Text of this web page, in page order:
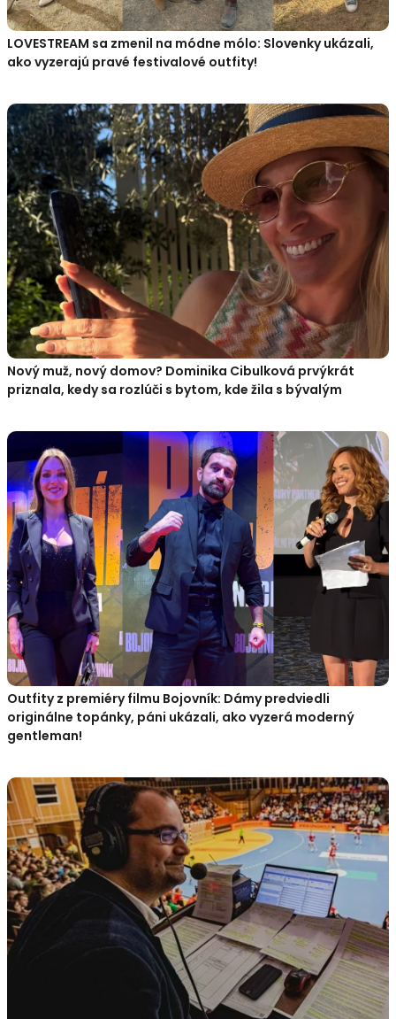
LOVESTREAM sa zmenil na módne mólo: Slovenky ukázali,
ako vyzerajú pravé festivalové outfity!
Nový muž, nový domov? Dominika Cibulková prvýkrát
priznala, kedy sa rozlúči s bytom, kde žila s bývalým
Outfity z premiéry filmu Bojovník: Dámy predviedli
originálne topánky, páni ukázali, ako vyzerá moderný
gentleman!